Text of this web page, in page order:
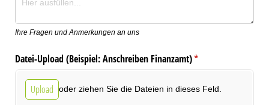
Ihre Fragen und Anmerkungen an uns
Datei-Upload (Beispiel: Anschreiben Finanzamt)*
(erforderlich)
Upload oder ziehen Sie die Dateien in dieses Feld.